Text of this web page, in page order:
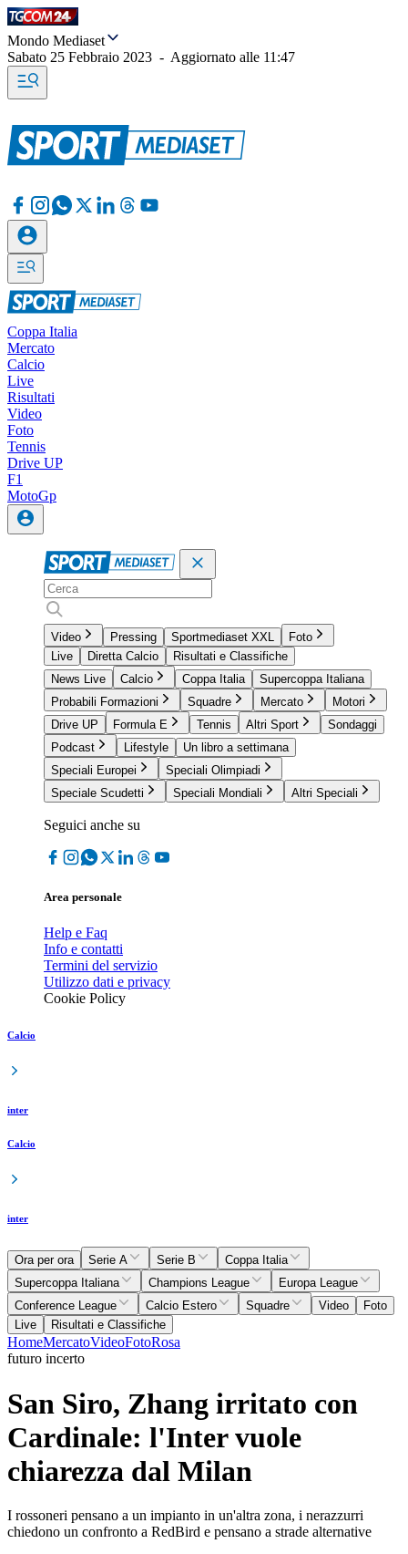
Mondo Mediaset
Sabato 25 Febbraio 2023 - Aggiornato alle 11:47
Coppa Italia
Mercato
Calcio
Live
Risultati
Video
Foto
Tennis
Drive UP
F1
MotoGp
Video Pressing Sportmediaset XXL
Foto
Live
Diretta Calcio
Risultati e Classifiche
News Live
Calcio Coppa Italia
Supercoppa Italiana
Probabili Formazioni
Squadre Mercato
Motori
Drive UP
Formula E Tennis Altri Sport
Sondaggi
Podcast
Lifestyle
Un libro a settimana
Speciali Europei
Speciali Olimpiadi
Speciale Scudetti
Speciali Mondiali Altri Speciali
Seguici anche su
Area personale
Help e Faq
Info e contatti
Termini del servizio
Utilizzo dati e privacy
Cookie Policy
Calcio
inter
Calcio
inter
Ora per ora Serie A Serie B
Coppa Italia
Supercoppa Italiana
Champions League
Europa League
Conference League
Calcio Estero Squadre Video
Foto
Live
Risultati e Classifiche
HomeMercatoVideoFotoRosa
futuro incerto
San Siro, Zhang irritato con
Cardinale: l'Inter vuole
chiarezza dal Milan
I rossoneri pensano a un impianto in un'altra zona, i nerazzurri
chiedono un confronto a RedBird e pensano a strade alternative